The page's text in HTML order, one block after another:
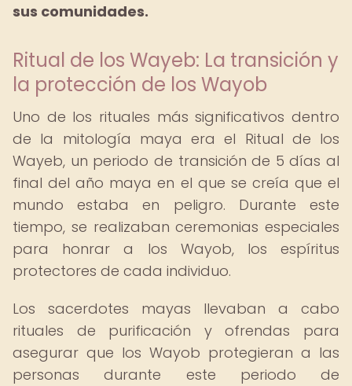
sus comunidades.
Ritual de los Wayeb: La transición y
la protección de los Wayob
Uno de los rituales más significativos dentro
de la mitología maya era el Ritual de los
Wayeb, un periodo de transición de 5 días al
final del año maya en el que se creía que el
mundo estaba en peligro. Durante este
tiempo, se realizaban ceremonias especiales
para honrar a los Wayob, los espíritus
protectores de cada individuo.
Los sacerdotes mayas llevaban a cabo
rituales de purificación y ofrendas para
asegurar que los Wayob protegieran a las
personas durante este periodo de